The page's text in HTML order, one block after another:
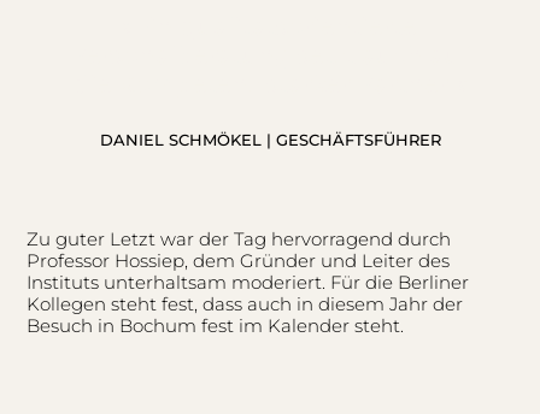
DANIEL SCHMÖKEL | GESCHÄFTSFÜHRER
Zu guter Letzt war der Tag hervorragend durch
Professor Hossiep, dem Gründer und Leiter des
Instituts unterhaltsam moderiert. Für die Berliner
Kollegen steht fest, dass auch in diesem Jahr der
Besuch in Bochum fest im Kalender steht.